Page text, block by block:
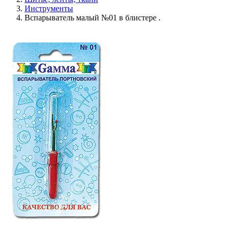
Инструменты
Вспарыватель малый №01 в блистере .